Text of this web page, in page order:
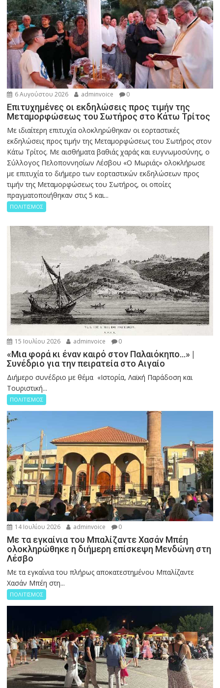
6 Αυγούστου 2026 adminvoice 0
Επιτυχημένες οι εκδηλώσεις προς τιμήν της
Μεταμορφώσεως του Σωτήρος στο Κάτω Τρίτος
Με ιδιαίτερη επιτυχία ολοκληρώθηκαν οι εορταστικές
εκδηλώσεις προς τιμήν της Μεταμορφώσεως του Σωτήρος στον
Κάτω Τρίτος. Με αισθήματα βαθιάς χαράς και ευγνωμοσύνης, ο
Σύλλογος Πελοποννησίων Λέσβου «Ο Μωριάς» ολοκλήρωσε
με επιτυχία το διήμερο των εορταστικών εκδηλώσεων προς
τιμήν της Μεταμορφώσεως του Σωτήρος, οι οποίες
πραγματοποιήθηκαν στις 5 και...
ΠΟΛΙΤΙΣΜΟΣ
15 Ιουλίου 2026 adminvoice 0
«Μια φορά κι έναν καιρό στον Παλαιόκηπο…» |
Συνέδριο για την πειρατεία στο Αιγαίο
Διήμερο συνέδριο με θέμα «Ιστορία, Λαϊκή Παράδοση και
Τουριστική...
ΠΟΛΙΤΙΣΜΟΣ
14 Ιουλίου 2026 adminvoice 0
Με τα εγκαίνια του Μπαλίζαντε Χασάν Μπέη
ολοκληρώθηκε η διήμερη επίσκεψη Μενδώνη στη
Λέσβο
Με τα εγκαίνια του πλήρως αποκατεστημένου Μπαλίζαντε
Χασάν Μπέη στη...
ΠΟΛΙΤΙΣΜΟΣ